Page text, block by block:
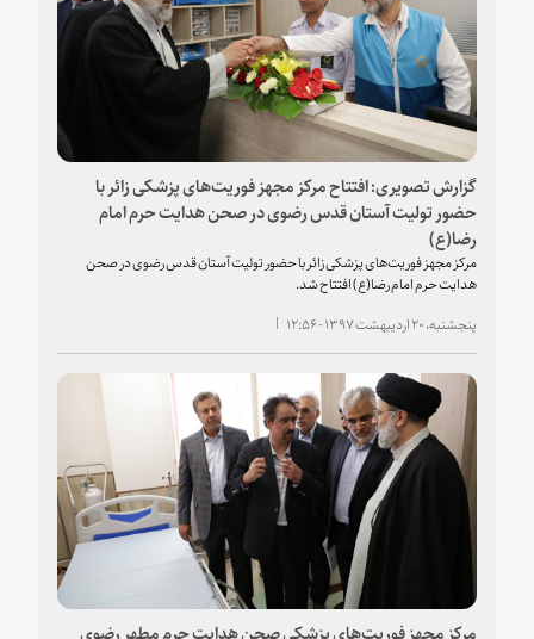
گزارش تصویری: افتتاح مرکز مجهز فوریت‌های پزشکی زائر با
حضور تولیت آستان قدس رضوی در صحن هدایت حرم امام
رضا(ع)
مرکز مجهز فوریت‌های پزشکی زائر با حضور تولیت آستان قدس رضوی در صحن
هدایت حرم امام رضا(ع) افتتاح شد.
پنجشنبه، ۲۰ اردیبهشت ۱۳۹۷ - ۱۲:۵۶
مرکز مجهز فوریت‌های پزشکی صحن هدایت حرم مطهر رضوی